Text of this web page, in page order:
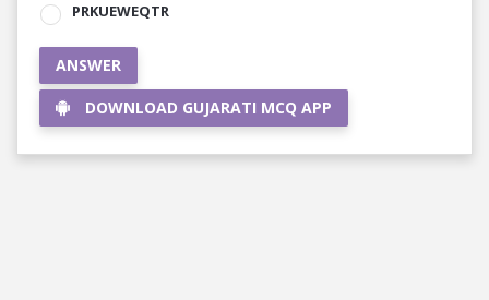
PRKUEWEQTR
ANSWER
DOWNLOAD GUJARATI MCQ APP